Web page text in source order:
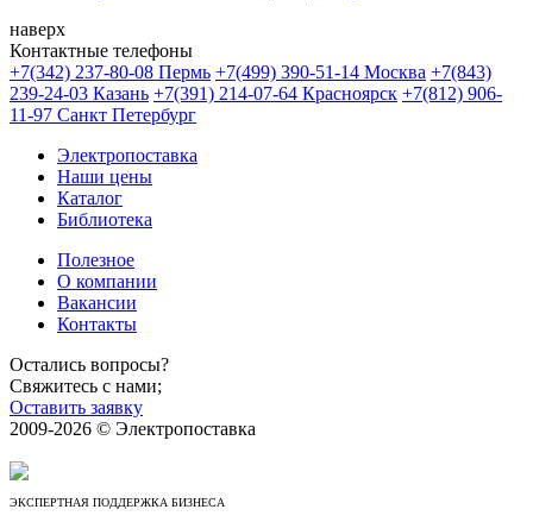
наверх
Контактные телефоны
+7(342) 237-80-08 Пермь +7(499) 390-51-14 Москва +7(843)
239-24-03 Казань +7(391) 214-07-64 Красноярск +7(812) 906-
11-97 Санкт Петербург
Электропоставка
Наши цены
Каталог
Библиотека
Полезное
О компании
Вакансии
Контакты
Остались вопросы?
Свяжитесь с нами;
Оставить заявку
2009-2026 © Электропоставка
ЭКСПЕРТНАЯ ПОДДЕРЖКА БИЗНЕСА